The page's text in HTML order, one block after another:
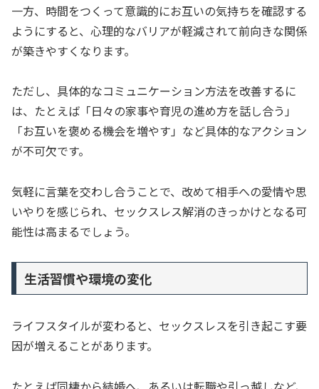
一方、時間をつくって意識的にお互いの気持ちを確認する
ようにすると、心理的なバリアが軽減されて前向きな関係
が築きやすくなります。
ただし、具体的なコミュニケーション方法を改善するに
は、たとえば「日々の家事や育児の進め方を話し合う」
「お互いを褒める機会を増やす」など具体的なアクション
が不可欠です。
気軽に言葉を交わし合うことで、改めて相手への愛情や思
いやりを感じられ、セックスレス解消のきっかけとなる可
能性は高まるでしょう。
生活習慣や環境の変化
ライフスタイルが変わると、セックスレスを引き起こす要
因が増えることがあります。